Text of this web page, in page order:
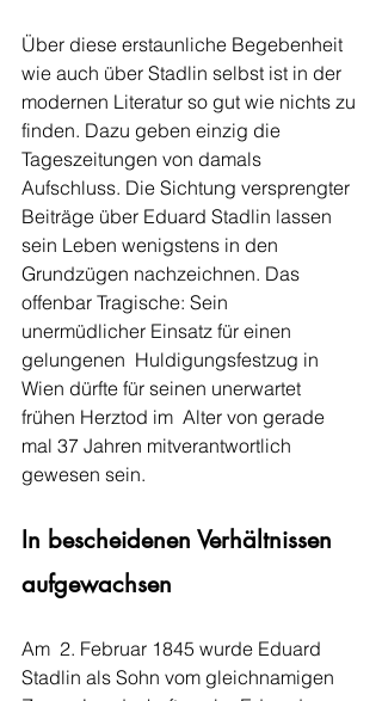
Über diese erstaunliche Begebenheit
wie auch über Stadlin selbst ist in der
modernen Literatur so gut wie nichts zu
finden. Dazu geben einzig die
Tageszeitungen von damals
Aufschluss. Die Sichtung versprengter
Bei­träge über Eduard Stadlin lassen
sein Leben wenigstens in den
Grundzügen nachzeichnen. Das
offenbar Tragische: Sein
unermüdlicher Einsatz für einen
gelungenen  Huldigungsfestzug in
Wien dürfte für seinen unerwartet
frühen Herztod im  Alter von gerade
mal 37 Jahren mitverantwortlich
gewesen sein.
In bescheidenen Verhältnissen
aufgewachsen
Am  2. Februar 1845 wurde Eduard
Stadlin als Sohn vom gleichnamigen